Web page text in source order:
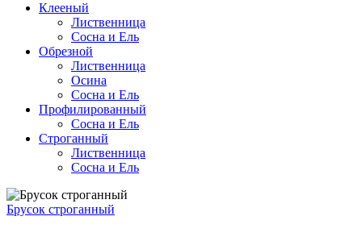
Клееный
Лиственница
Сосна и Ель
Обрезной
Лиственница
Осина
Сосна и Ель
Профилированный
Сосна и Ель
Строганный
Лиственница
Сосна и Ель
Брусок строганный